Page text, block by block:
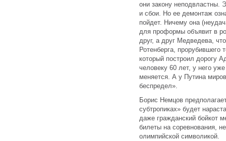
они закону неподвластны.
и сбои. Но ее демонтаж
пойдет. Ничему она
для проформы объявит в
друг, а друг Медведева,
Ротенберга, прорубившего
который построил дорогу
человеку 60 лет, у него
меняется. А у Путина
беспредел».
Борис Немцов
субтропиках» будет
даже гражданский бойкот
билеты на соревнования,
олимпийской символикой.